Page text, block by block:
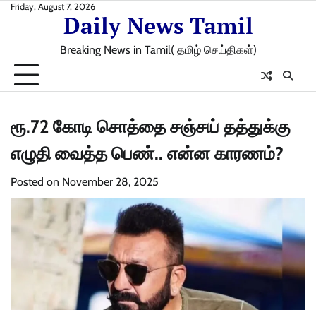
SkipFriday, August 7, 2026
Daily News Tamil
Breaking News in Tamil( தமிழ் செய்திகள்)
ரூ.72 கோடி சொத்தை சஞ்சய் தத்துக்கு
எழுதி வைத்த பெண்.. என்ன காரணம்?
Posted on November 28, 2025